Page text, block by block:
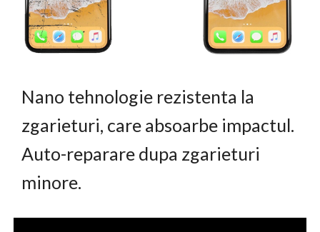
Nano tehnologie rezistenta la
zgarieturi, care absoarbe impactul.
Auto-reparare dupa zgarieturi
minore.